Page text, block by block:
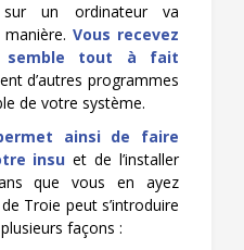
un ordinateur va
Vous recevez
semble tout à fait
d’autres programmes
de votre système.
ainsi de faire
insu et de l’installer
que vous en ayez
Troie peut s’introduire
façons :